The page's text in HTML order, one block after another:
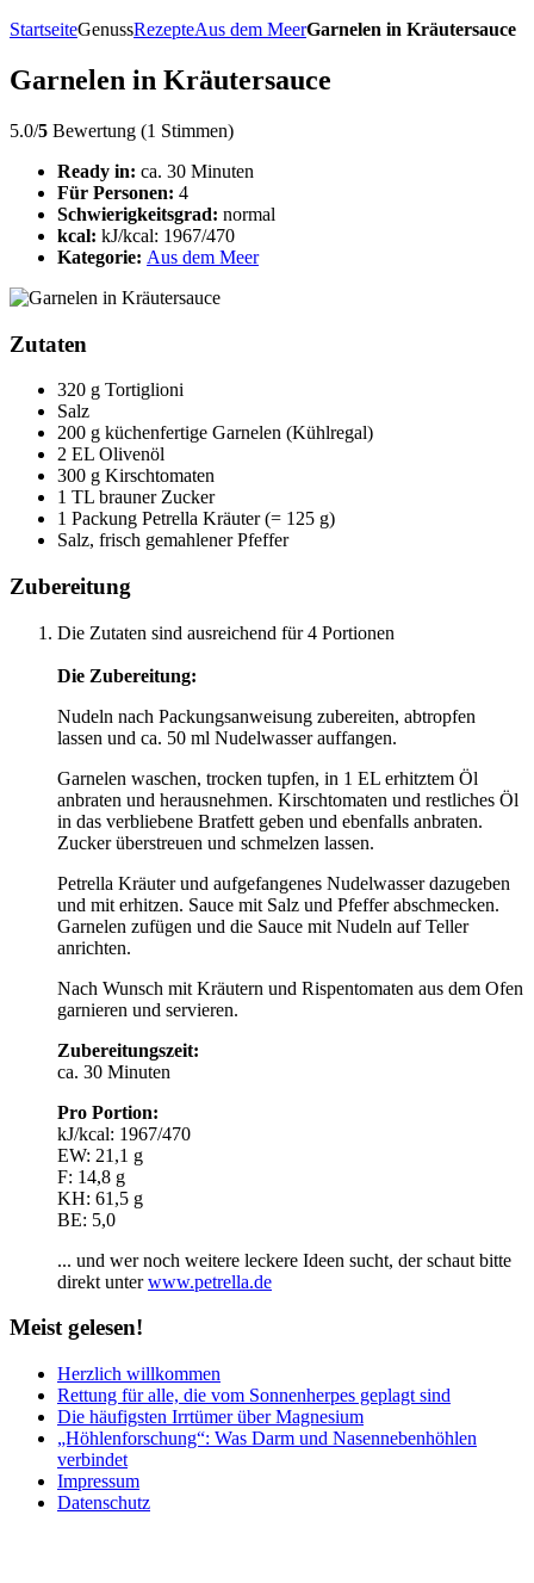
StartseiteGenussRezepteAus dem MeerGarnelen in Kräutersauce
Garnelen in Kräutersauce
5.0/5 Bewertung (1 Stimmen)
Ready in: ca. 30 Minuten
Für Personen: 4
Schwierigkeitsgrad: normal
kcal: kJ/kcal: 1967/470
Kategorie: Aus dem Meer
Zutaten
320 g Tortiglioni
Salz
200 g küchenfertige Garnelen (Kühlregal)
2 EL Olivenöl
300 g Kirschtomaten
1 TL brauner Zucker
1 Packung Petrella Kräuter (= 125 g)
Salz, frisch gemahlener Pfeffer
Zubereitung
Die Zutaten sind ausreichend für 4 Portionen
Die Zubereitung:
Nudeln nach Packungsanweisung zubereiten, abtropfen
lassen und ca. 50 ml Nudelwasser auffangen.
Garnelen waschen, trocken tupfen, in 1 EL erhitztem Öl
anbraten und herausnehmen. Kirschtomaten und restliches Öl
in das verbliebene Bratfett geben und ebenfalls anbraten.
Zucker überstreuen und schmelzen lassen.
Petrella Kräuter und aufgefangenes Nudelwasser dazugeben
und mit erhitzen. Sauce mit Salz und Pfeffer abschmecken.
Garnelen zufügen und die Sauce mit Nudeln auf Teller
anrichten.
Nach Wunsch mit Kräutern und Rispentomaten aus dem Ofen
garnieren und servieren.
Zubereitungszeit:
ca. 30 Minuten
Pro Portion:
kJ/kcal: 1967/470
EW: 21,1 g
F: 14,8 g
KH: 61,5 g
BE: 5,0
... und wer noch weitere leckere Ideen sucht, der schaut bitte
direkt unterwww.petrella.de
Meistgelesen!
Herzlich willkommen
Rettung für alle, die vom Sonnenherpes geplagt sind
Die häufigsten Irrtümer über Magnesium
„Höhlenforschung“: Was Darm und Nasennebenhöhlen
verbindet
Impressum
Datenschutz